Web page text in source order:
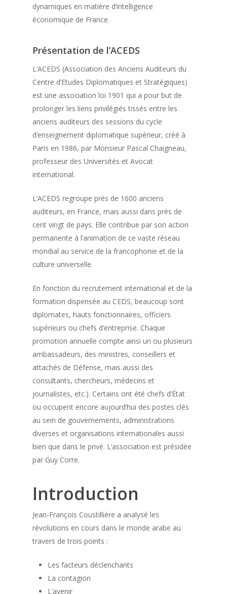
dynamiques en matière d’intelligence
économique de France.
Présentation de l’ACEDS
L’ACEDS (Association des Anciens Auditeurs du
Centre d’Etudes Diplomatiques et Stratégiques)
est une association loi 1901 qui a pour but de
prolonger les liens privilégiés tissés entre les
anciens auditeurs des sessions du cycle
d’enseignement diplomatique supérieur, créé à
Paris en 1986, par Monsieur Pascal Chaigneau,
professeur des Universités et Avocat
international.
L’ACEDS regroupe près de 1600 anciens
auditeurs, en France, mais aussi dans près de
cent vingt de pays. Elle contribue par son action
permanente à l’animation de ce vaste réseau
mondial au service de la francophonie et de la
culture universelle.
En fonction du recrutement international et de la
formation dispensée au CEDS, beaucoup sont
diplomates, hauts fonctionnaires, officiers
supérieurs ou chefs d’entreprise. Chaque
promotion annuelle compte ainsi un ou plusieurs
ambassadeurs, des ministres, conseillers et
attachés de Défense, mais aussi des
consultants, chercheurs, médecins et
journalistes, etc.). Certains ont été chefs d’État
ou occupent encore aujourd’hui des postes clés
au sein de gouvernements, administrations
diverses et organisations internationales aussi
bien que dans le privé. L’association est présidée
par Guy Corre.
Introduction
Jean-François Coustillière a analysé les
révolutions en cours dans le monde arabe au
travers de trois points :
Les facteurs déclenchants
La contagion
L’avenir